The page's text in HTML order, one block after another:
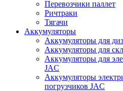
Перевозчики паллет
Ричтраки
Тягачи
Аккумуляторы
Аккумуляторы для
Аккумуляторы для
Аккумуляторы для
JAC
Аккумуляторы
погрузчиков JAC